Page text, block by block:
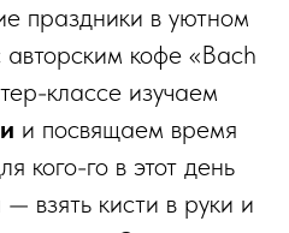
праздники в уютном
кофе «Bach
классе изучаем
и посвящаем время
кого-го в этот день
— взять кисти в руки и